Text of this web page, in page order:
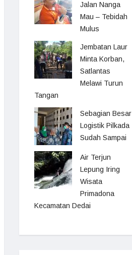
Jalan Nanga
Mau – Tebidah
Mulus
Jembatan Laur
Minta Korban,
Satlantas
Melawi Turun
Tangan
Sebagian Besar
Logistik Pilkada
Sudah Sampai
Air Terjun
Lepung Iring
Wisata
Primadona
Kecamatan Dedai